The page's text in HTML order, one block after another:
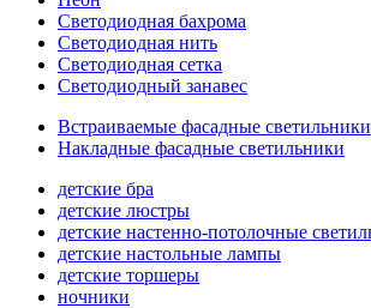
Светодиодная бахрома
Светодиодная нить
Светодиодная сетка
Светодиодный занавес
Встраиваемые фасадные светильники
Накладные фасадные светильники
детские бра
детские люстры
детские настенно-потолочные
детские настольные лампы
детские торшеры
ночники